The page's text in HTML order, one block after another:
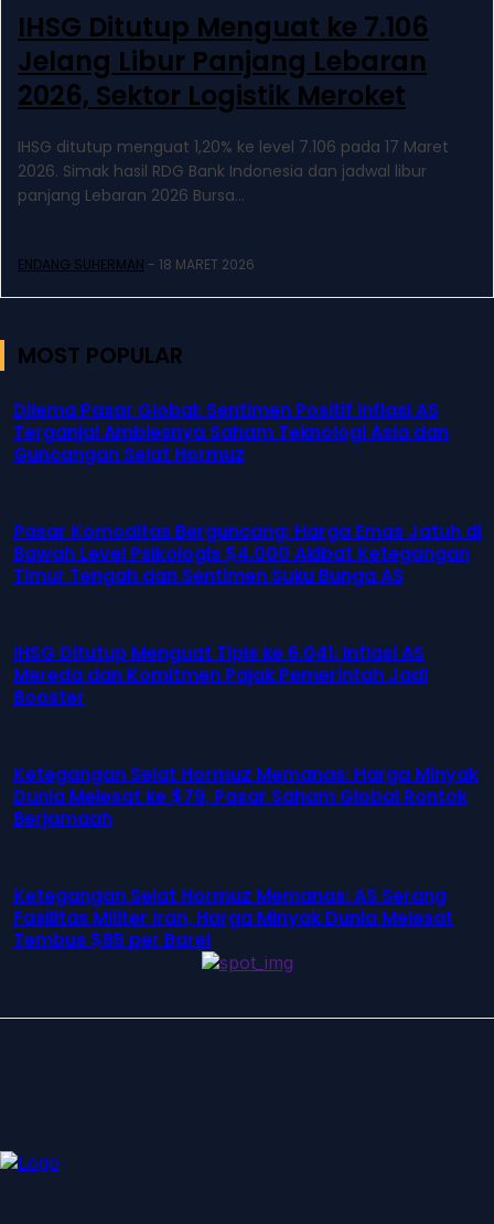
IHSG Ditutup Menguat ke 7.106
Jelang Libur Panjang Lebaran
2026, Sektor Logistik Meroket
IHSG ditutup menguat 1,20% ke level 7.106 pada 17 Maret
2026. Simak hasil RDG Bank Indonesia dan jadwal libur
panjang Lebaran 2026 Bursa...
ENDANG SUHERMAN - 18 MARET 2026
MOST POPULAR
Dilema Pasar Global: Sentimen Positif Inflasi AS
Terganjal Amblesnya Saham Teknologi Asia dan
Guncangan Selat Hormuz
Pasar Komoditas Berguncang: Harga Emas Jatuh di
Bawah Level Psikologis $4.000 Akibat Ketegangan
Timur Tengah dan Sentimen Suku Bunga AS
IHSG Ditutup Menguat Tipis ke 6.041: Inflasi AS
Mereda dan Komitmen Pajak Pemerintah Jadi
Booster
Ketegangan Selat Hormuz Memanas: Harga Minyak
Dunia Melesat ke $79, Pasar Saham Global Rontok
Berjamaah
Ketegangan Selat Hormuz Memanas: AS Serang
Fasilitas Militer Iran, Harga Minyak Dunia Melesat
Tembus $85 per Barel